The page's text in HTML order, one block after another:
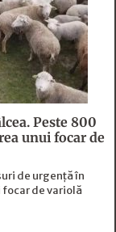
Peste 800
unui focar de
de urgență în
focar de variolă